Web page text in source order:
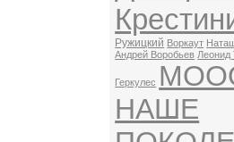
Ружицкий Воркаут
Андрей Воробьев Леонид
Геркулес
НАШЕ